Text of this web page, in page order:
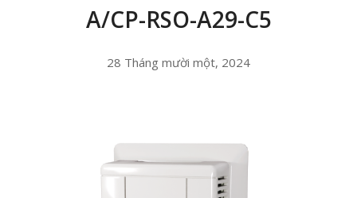
A/CP-RSO-A29-C5
28 Tháng mười một, 2024